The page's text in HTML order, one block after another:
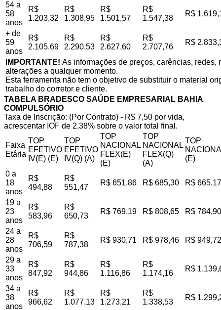
54 a
58
anos
R$
1.203,32
R$
1.308,95
R$
1.501,57
R$
1.547,38
R$
+ de
59
anos
R$
2.105,69
R$
2.290,53
R$
2.627,60
R$
2.707,76
R$
IMPORTANTE! As informações de preços, carências,
alterações a qualquer momento.
Esta ferramenta não tem o objetivo de substituir o material
trabalho do corretor e cliente.
TABELA BRADESCO SAÚDE EMPRESARIAL BAHIA
COMPULSÓRIO
Taxa de Inscrição: (Por Contrato) - R$ 7,50 por vida,
acrescentar IOF de 2,38% sobre o valor total final.
Faixa
Etária
TOP
EFETIVO
IV(E) (E)
TOP
EFETIVO
IV(Q) (A)
TOP
NACIONAL
FLEX(E)
(E)
TOP
NACIONAL
FLEX(Q)
(A)
TOP
(E)
0 a
18
anos
R$
494,88
R$
551,47
R$ 651,86 R$ 685,30 R$ 665,17
19 a
23
anos
R$
583,96
R$
650,73
R$ 769,19 R$ 808,65 R$ 784,90
24 a
28
anos
R$
706,59
R$
787,38
R$ 930,71 R$ 978,46 R$ 949,72
29 a
33
anos
R$
847,92
R$
944,86
R$
1.116,86
R$
1.174,16
R$
34 a
38
anos
R$
966,62
R$
1.077,13
R$
1.273,21
R$
1.338,53
R$